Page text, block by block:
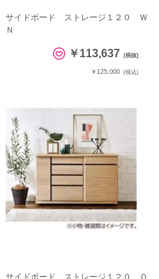
サイドボード ストレージ１２０ Ｗ
Ｎ
￥113,637 (税抜)
￥125,000 (税込)
サイドボード ストレージ１２０ Ｏ